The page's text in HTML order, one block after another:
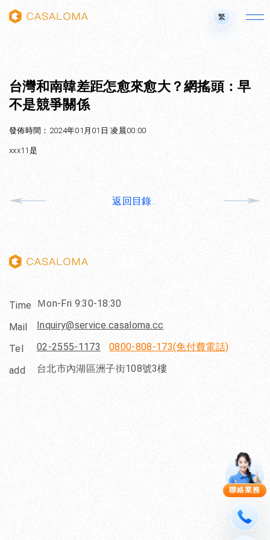
繁
台灣和南韓差距怎愈來愈大？網搖頭：早
不是競爭關係
發佈時間：2024年01月01日 凌晨00:00
xxx11是
返回目錄...
Time Ｍon-Fri 9:30-18:30
Mail Inquiry@service.casaloma.cc
Tel 02-2555-1173 0800-808-173(免付費電話)
add 台北市內湖區洲子街108號3樓
聯絡業務